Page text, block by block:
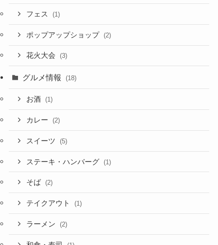
フェス (1)
ポップアップショップ (2)
花火大会 (3)
グルメ情報 (18)
お酒 (1)
カレー (2)
スイーツ (5)
ステーキ・ハンバーグ (1)
そば (2)
テイクアウト (1)
ラーメン (2)